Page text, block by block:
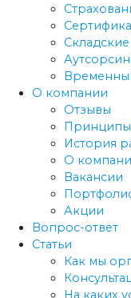
Складские
О компании
Отзывы
История
О
Вакансии
Акции
Вопрос-ответ
Статьи
Как мы
На каких